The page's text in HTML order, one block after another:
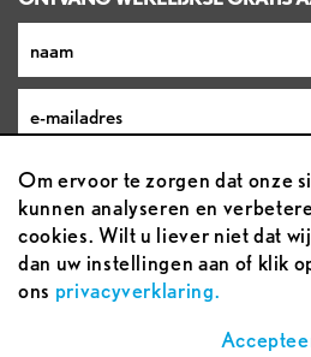
Om ervoor te zorgen dat onze
kunnen analyseren en
cookies. Wilt u liever niet dat
dan uw instellingen aan of klik
ons privacyverklaring.